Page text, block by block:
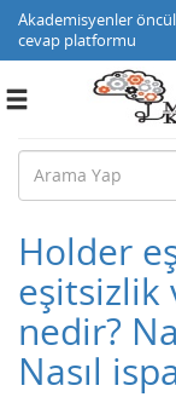
Akademisyenler
cevap platformu
Toggle
Holder
eşitsizlik
nedir?
Nasıl